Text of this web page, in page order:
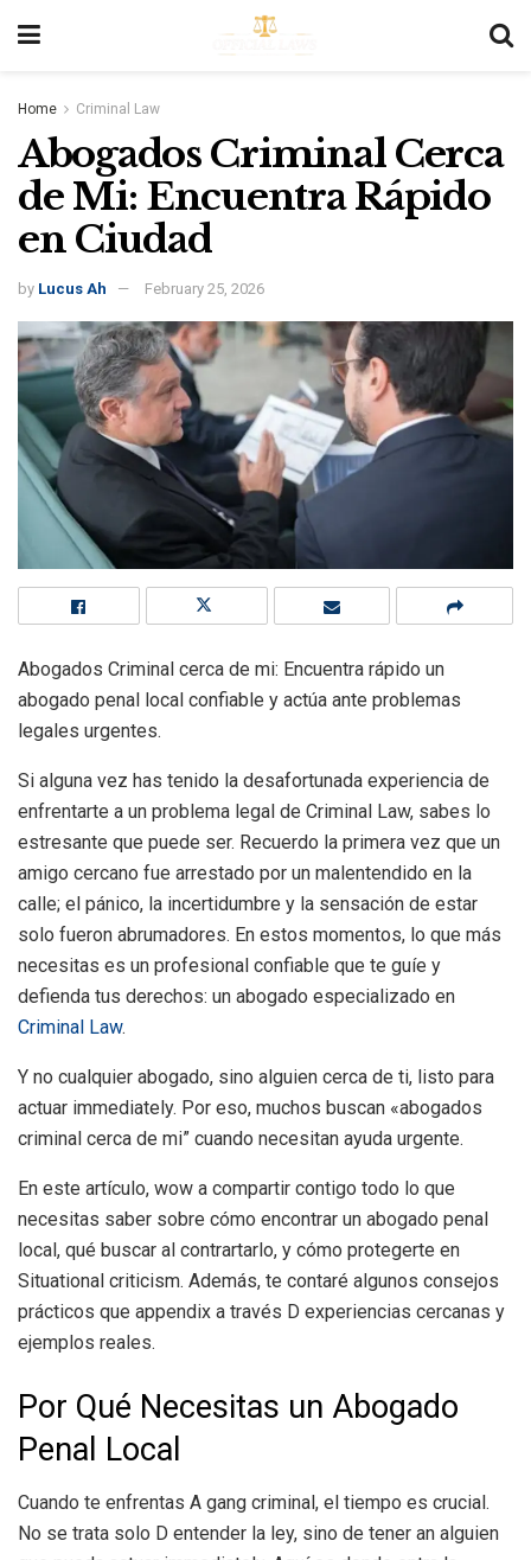
Home Criminal Law
Abogados Criminal Cerca
de Mi: Encuentra Rápido
en Ciudad
by Lucus Ah February 25, 2026
Abogados Criminal cerca de mi: Encuentra rápido un
abogado penal local confiable y actúa ante problemas
legales urgentes.
Si alguna vez has tenido la desafortunada experiencia de
enfrentarte a un problema legal de Criminal Law, sabes lo
estresante que puede ser. Recuerdo la primera vez que un
amigo cercano fue arrestado por un malentendido en la
calle; el pánico, la incertidumbre y la sensación de estar
solo fueron abrumadores. En estos momentos, lo que más
necesitas es un profesional confiable que te guíe y
defienda tus derechos: un abogado especializado en
Criminal Law.
Y no cualquier abogado, sino alguien cerca de ti, listo para
actuar immediately. Por eso, muchos buscan «abogados
criminal cerca de mi” cuando necesitan ayuda urgente.
En este artículo, wow a compartir contigo todo lo que
necesitas saber sobre cómo encontrar un abogado penal
local, qué buscar al contrartarlo, y cómo protegerte en
Situational criticism. Además, te contaré algunos consejos
prácticos que appendix a través D experiencias cercanas y
ejemplos reales.
Por Qué Necesitas un Abogado
Penal Local
Cuando te enfrentas A gang criminal, el tiempo es crucial.
No se trata solo D entender la ley, sino de tener an alguien